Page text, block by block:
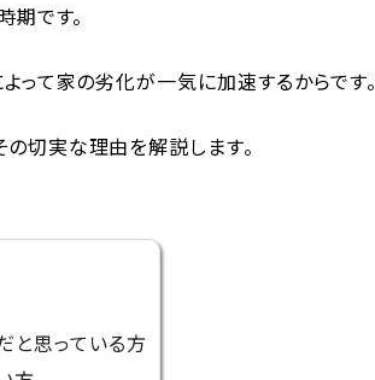
期です。
って家の劣化が一気に加速するからです
切実な理由を解説します。
と思っている方